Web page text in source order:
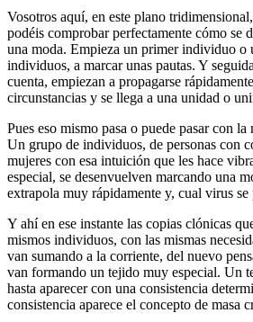
Vosotros aquí, en este plano
podéis comprobar perfectamente cómo se
una moda. Empieza un primer individuo o
individuos, a marcar unas pautas. Y
cuenta, empiezan a propagarse
circunstancias y se llega a una unidad o
Pues eso mismo pasa o puede pasar con
Un grupo de individuos, de personas con
mujeres con esa intuición que les hace
especial, se desenvuelven marcando una
extrapola muy rápidamente y, cual virus
Y ahí en ese instante las copias clónicas
mismos individuos, con las mismas
van sumando a la corriente, del nuevo
van formando un tejido muy especial. Un
hasta aparecer con una consistencia
consistencia aparece el concepto de masa